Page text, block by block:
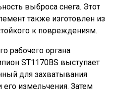
выброса снега. Этот
также изготовлен из
к повреждениям.
рабочего органа
ST1170BS выступает
для захватывания
измельчения. Затем